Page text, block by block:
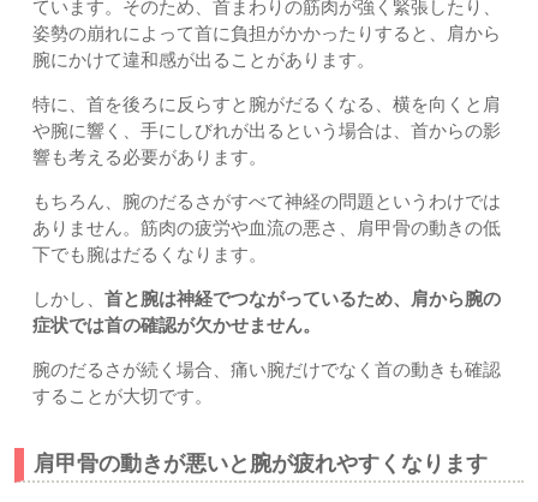
ています。そのため、首まわりの筋肉が強く緊張したり、
姿勢の崩れによって首に負担がかかったりすると、肩から
腕にかけて違和感が出ることがあります。
特に、首を後ろに反らすと腕がだるくなる、横を向くと肩
や腕に響く、手にしびれが出るという場合は、首からの影
響も考える必要があります。
もちろん、腕のだるさがすべて神経の問題というわけでは
ありません。筋肉の疲労や血流の悪さ、肩甲骨の動きの低
下でも腕はだるくなります。
しかし、 首と腕は神経でつながっているため、肩から腕の
症状では首の確認が欠かせません。
腕のだるさが続く場合、痛い腕だけでなく首の動きも確認
することが大切です。
肩甲骨の動きが悪いと腕が疲れやすくなります